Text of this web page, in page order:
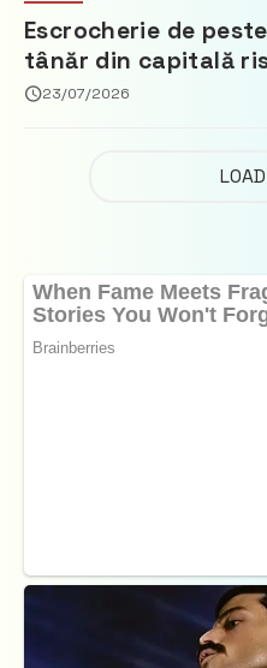
Escrocherie de
tânăr din capitală
închisoare
23/07/2026